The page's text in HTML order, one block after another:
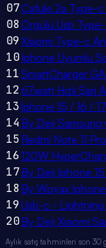
07Cafule 2a Type-c
08 Örgülü Usb
09 Xiaomi Type-c
10Iphone Uyumlu
11 SmartCharger
12 67watt Hızlı Şarj
13İphone 15 / 16 /
14 By Deji
15 Redmi Note 11
16 120W
17By Deji Iphone 15
18 By Woyax
19 Usb-c - Lightning
20By Deji Xiaomi
Aylık satış tahminleri son